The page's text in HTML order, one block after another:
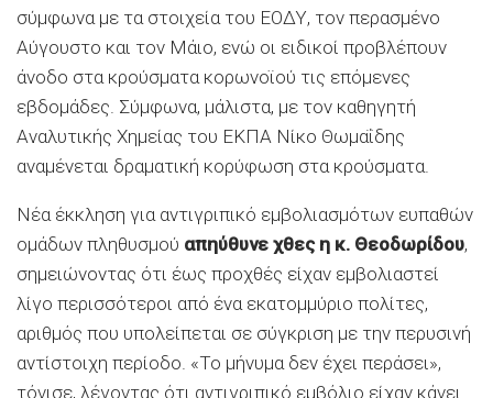
σύμφωνα με τα στοιχεία του ΕΟΔΥ, τον περασμένο
Αύγουστο και τον Μάιο, ενώ οι ειδικοί προβλέπουν
άνοδο στα κρούσματα κορωνοϊού τις επόμενες
εβδομάδες. Σύμφωνα, μάλιστα, με τον καθηγητή
Αναλυτικής Χημείας του ΕΚΠΑ Νίκο Θωμαΐδης
αναμένεται δραματική κορύφωση στα κρούσματα.
Νέα έκκληση για αντιγριπικό εμβολιασμότων ευπαθών
ομάδων πληθυσμού απηύθυνε χθες η κ. Θεοδωρίδου,
σημειώνοντας ότι έως προχθές είχαν εμβολιαστεί
λίγο περισσότεροι από ένα εκατομμύριο πολίτες,
αριθμός που υπολείπεται σε σύγκριση με την περυσινή
αντίστοιχη περίοδο. «Το μήνυμα δεν έχει περάσει»,
τόνισε, λέγοντας ότι αντιγριπικό εμβόλιο είχαν κάνει